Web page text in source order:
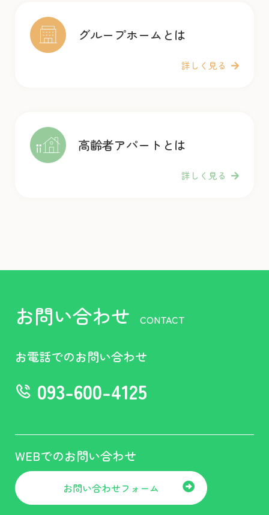
グループホームとは
詳しく見る
高齢者アパートとは
詳しく見る
お問い合わせ CONTACT
お電話でのお問い合わせ
093-600-4125
WEBでのお問い合わせ
お問い合わせフォーム